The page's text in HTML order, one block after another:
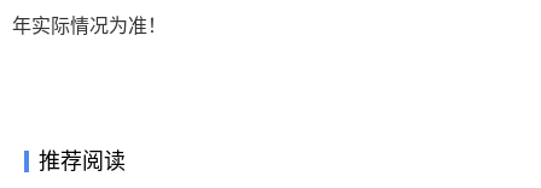
年实际情况为准！
推荐阅读